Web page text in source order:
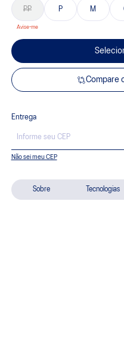
Sobre Tecnologias
PP P M
Compare
Entrega
Não sei meu CEP